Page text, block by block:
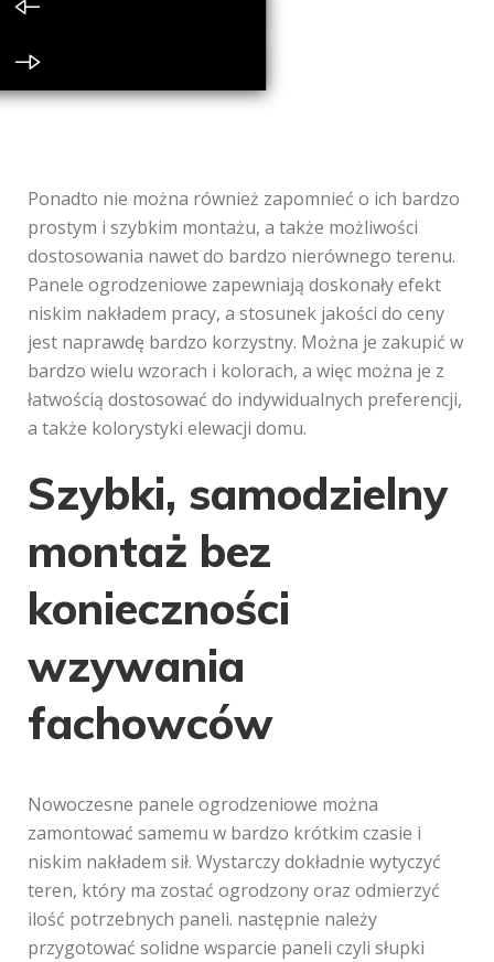
Ponadto nie można również zapomnieć o ich bardzo
prostym i szybkim montażu, a także możliwości
dostosowania nawet do bardzo nierównego terenu.
Panele ogrodzeniowe zapewniają doskonały efekt
niskim nakładem pracy, a stosunek jakości do ceny
jest naprawdę bardzo korzystny. Można je zakupić w
bardzo wielu wzorach i kolorach, a więc można je z
łatwością dostosować do indywidualnych preferencji,
a także kolorystyki elewacji domu.
Szybki, samodzielny
montaż bez
konieczności
wzywania
fachowców
Nowoczesne panele ogrodzeniowe można
zamontować samemu w bardzo krótkim czasie i
niskim nakładem sił. Wystarczy dokładnie wytyczyć
teren, który ma zostać ogrodzony oraz odmierzyć
ilość potrzebnych paneli. następnie należy
przygotować solidne wsparcie paneli czyli słupki